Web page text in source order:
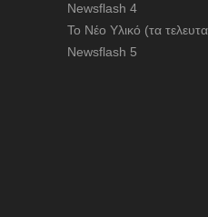
Newsflash 4
Το Νέο Υλικό (τα
Newsflash 5